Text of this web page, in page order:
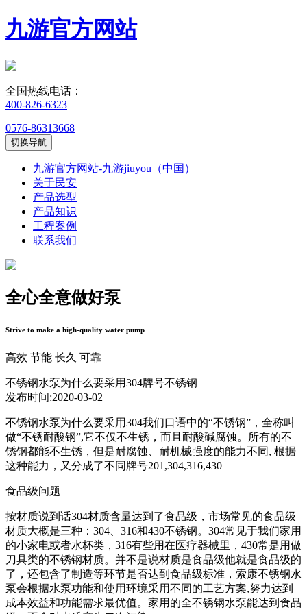
九游官方网站
全国热线电话：
400-826-6323
0576-86313668
切换导航
九游官方网站-九游jiuyou（中国）
关于民安
产品选型
产品知识
工程案例
联系我们
全心全意做好泵
Strive to make a high-quality water pump
高效 节能 长久 可靠
不锈钢水泵为什么要采用304牌号不锈钢
发布时间:2020-03-02
不锈钢水泵为什么要采用304我们口语中的“不锈钢”，全称叫
做“不锈耐酸钢”,它不仅不生锈，而且耐酸碱腐蚀。所有的不
锈钢都能不生锈，但是耐腐蚀、耐机械强度的能力不同, 根据
这种能力，又分成了不同牌号201,304,316,430
食品级问题
按材质说到话304材质含量达到了食品级，市场常见的食品级
材质大概是三种：304、316和430不锈钢。304常见于我们家用
的小家电或者水杯类，316有些用在医疗器械里，430常是用做
刀具类的不锈钢材质。并不是说材质是食品级他就是食品级的
了，还包含了制造等环节是否达到食品级标准，索康不锈钢水
泵会根据水泵功能和使用环境采用不同的工艺方案,努力达到
成本效益和功能需求最优值。家用的全不锈钢水泵能达到食品